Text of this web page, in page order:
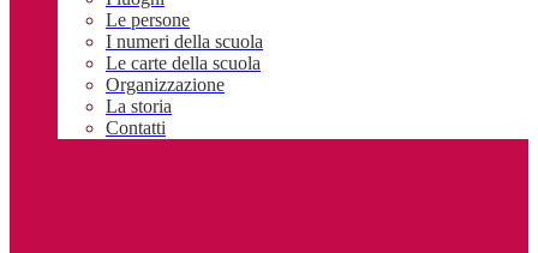
Le persone
I numeri della scuola
Le carte della scuola
Organizzazione
La storia
Contatti